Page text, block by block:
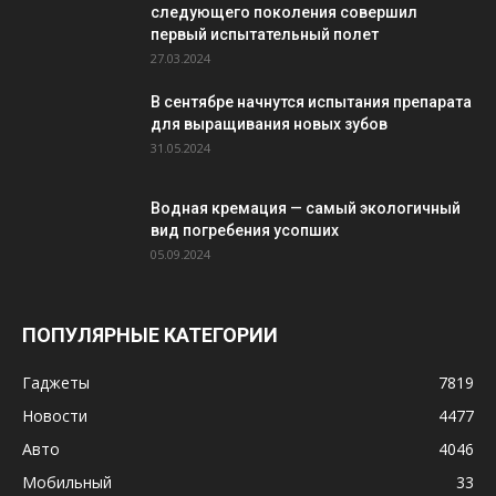
следующего поколения совершил
первый испытательный полет
27.03.2024
В сентябре начнутся испытания препарата
для выращивания новых зубов
31.05.2024
Водная кремация — самый экологичный
вид погребения усопших
05.09.2024
ПОПУЛЯРНЫЕ КАТЕГОРИИ
Гаджеты
7819
Новости
4477
Авто
4046
Мобильный
33